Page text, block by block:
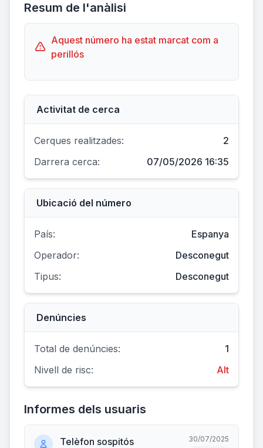
Resum de l'anàlisi
Aquest número ha estat marcat com a
perillós
Activitat de cerca
Cerques realitzades:
2
Darrera cerca:
07/05/2026 16:35
Ubicació del número
País:
Espanya
Operador:
Desconegut
Tipus:
Desconegut
Denúncies
Total de denúncies:
1
Nivell de risc:
Alt
Informes dels usuaris
Telèfon sospitós
30/07/2025